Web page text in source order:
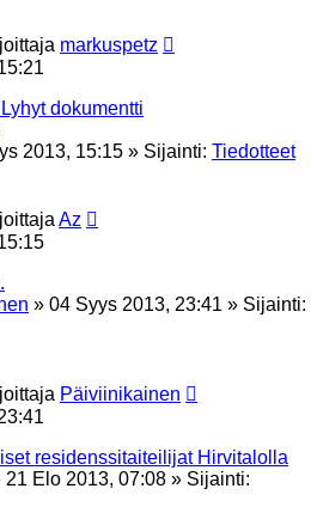
markuspetz
dokumentti
2013, 15:15 » Sijainti: Tiedotteet
Az
» 04 Syys 2013, 23:41 » Sijainti:
Päiviinikainen
residenssitaiteilijat Hirvitalolla
21 Elo 2013, 07:08 » Sijainti: